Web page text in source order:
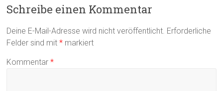
Schreibe einen Kommentar
Deine E-Mail-Adresse wird nicht veröffentlicht. Erforderliche
Felder sind mit* markiert
Kommentar*